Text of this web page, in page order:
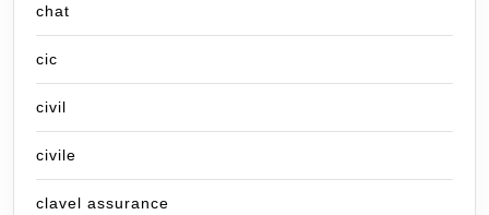
chat
cic
civil
civile
clavel assurance